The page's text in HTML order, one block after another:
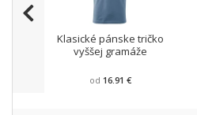
Klasické pánske tričko
vyššej gramáže
od 16.91 €